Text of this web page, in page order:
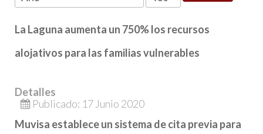
La Laguna aumenta un 750% los recursos
alojativos para las familias vulnerables
Detalles
Publicado: 17 Junio 2020
Muvisa establece un sistema de cita previa para